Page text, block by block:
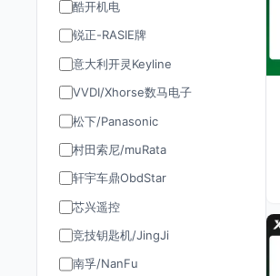
酷开机电
锐正-RASIE牌
意大利开灵Keyline
VVDI/Xhorse数马电子
松下/Panasonic
村田索尼/muRata
轩宇车鼎ObdStar
芯兴遥控
竞技钥匙机/JingJi
南孚/NanFu